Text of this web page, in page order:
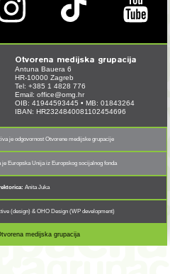
Otvorena medijska grupacija
Antuna Bauera 6
HR-10000 Zagreb
Tel: +385 1 4828 776
Email: office@omg.hr
OIB: 41944593445 • MB: 01843264
IBAN: HR2324840081102454696
je odgovornost Otvorene medijske grupacije
Europska Unija iz Europskog socijalnog fonda
Anita Juka
(design) & OHO Design (WP development)
medijska grupacija